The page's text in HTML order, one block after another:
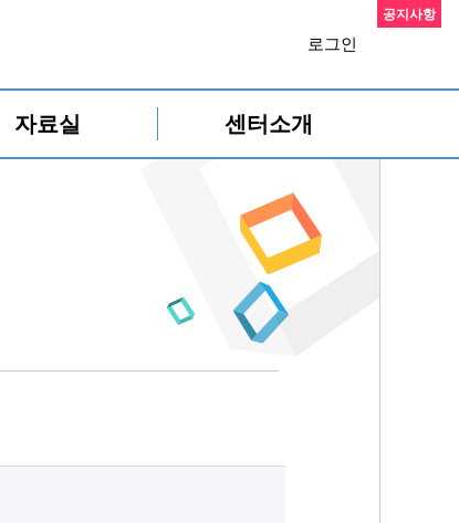
로그인
자료실 센터소개
공지사항